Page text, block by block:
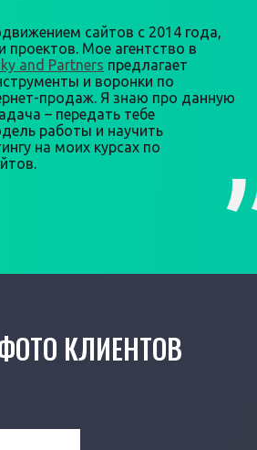
сайтов с 2014 года,
проектов. Мое агентство в
and Partners предлагает
и воронки по
продаж. Я знаю про данную
– передать тебе
работы и научить
на моих курсах по
КЛИЕНТОВ